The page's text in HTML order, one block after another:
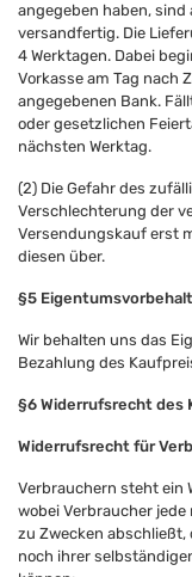
angegeben haben,
versandfertig. Die
4 Werktagen. Dabei
Vorkasse am Tag nach
angegebenen Bank.
oder gesetzlichen
nächsten Werktag.
(2) Die Gefahr des
Verschlechterung der
Versendungskauf erst
diesen über.
§5 Eigentumsvorbehalt
Wir behalten uns das
Bezahlung des
§6 Widerrufsrecht des
Widerrufsrecht für
Verbrauchern steht ein
wobei Verbraucher
zu Zwecken abschließt,
noch ihrer